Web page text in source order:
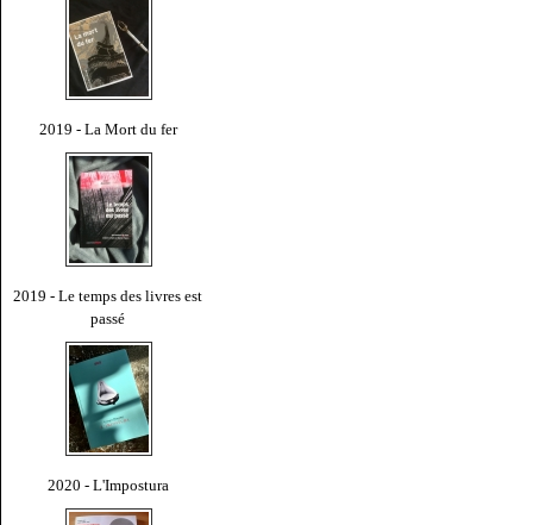
2019 - La Mort du fer
2019 - Le temps des livres est
passé
2020 - L'Impostura